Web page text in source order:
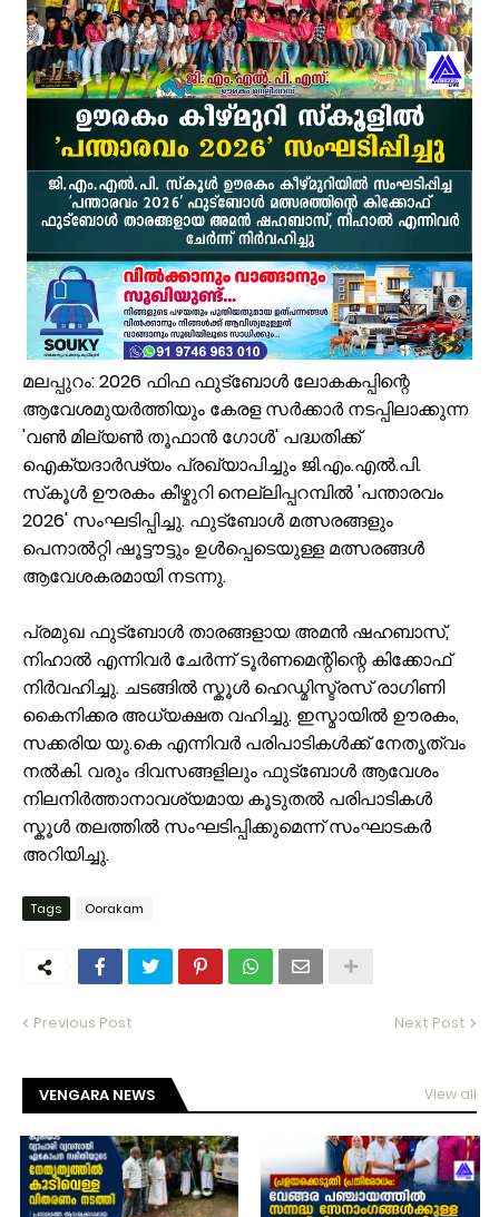
സൗദിയിൽ വാഹനാപകടത്തിൽ മൂന്നിയൂർ സ്വദേശി മരണപ്പെട്ടു
ഓണക്കാലത്തെ റേഷൻ വിതരണം തിങ്കളാഴ്ച മുതൽ;
സംവരണ നിയമനങ്ങളിൽ സ്പെഷ്യൽ റിക്രൂട്ട്മെന്റ് നടത്തണം:
ഇൻഫാന്റിനോക്കെതിരെ അവിശ്വാസ പ്രമേയ നീക്കവുമായി
എസ്.എം.സർവർ മെഗാ ഉറുദു ക്വിസ് മത്സരം സമാപിച്ചു
ഒതുക്കുങ്ങൽ ഗവൺമെന്റ് ഹയർ സെക്കന്ററി സ്കൂളിന് പ്രത്യേക
വേങ്ങര ടൗൺ പൗരസമിതി ഫുട്ബോൾ പ്രവചന മത്സരം: വിജയിക്ക്
ശിഹാബ് തങ്ങളെ അനുസ്മരിച്ച് പി.കെ. കുഞ്ഞാലിക്കുട്ടി
കൂരിയാട് വ്യാപാരി വ്യവസായി ഏകോപന സമിതിയുടെ
വിവരാവകാശ നിയമപ്രകാരം വിവരം സൗജന്യമായി നൽകണം;
മലപ്പുറം: 2026 ഫിഫ ഫുട്ബോൾ ലോകകപ്പിന്റെ
ആവേശമുയർത്തിയും കേരള സർക്കാർ നടപ്പിലാക്കുന്ന
'വൺ മില്യൺ തൂഫാൻ ഗോൾ' പദ്ധതിക്ക്
ഐക്യദാർഢ്യം പ്രഖ്യാപിച്ചും ജി.എം.എൽ.പി.
സ്‌കൂൾ ഊരകം കീഴ്മുറി നെല്ലിപ്പറമ്പിൽ 'പന്താരവം
2026' സംഘടിപ്പിച്ചു. ഫുട്ബോൾ മത്സരങ്ങളും
പെനാൽറ്റി ഷൂട്ടൗട്ടും ഉൾപ്പെടെയുള്ള മത്സരങ്ങൾ
ആവേശകരമായി നടന്നു.
പ്രമുഖ ഫുട്ബോൾ താരങ്ങളായ അമൻ ഷഹബാസ്,
നിഹാൽ എന്നിവർ ചേർന്ന് ടൂർണമെന്റിന്റെ കിക്കോഫ്
നിർവഹിച്ചു. ചടങ്ങിൽ സ്കൂൾ ഹെഡ്മിസ്ട്രസ് രാഗിണി
കൈനിക്കര അധ്യക്ഷത വഹിച്ചു. ഇസ്മായിൽ ഊരകം,
സക്കരിയ യു.കെ എന്നിവർ പരിപാടികൾക്ക് നേതൃത്വം
നൽകി. വരും ദിവസങ്ങളിലും ഫുട്ബോൾ ആവേശം
നിലനിർത്താനാവശ്യമായ കൂടുതൽ പരിപാടികൾ
സ്കൂൾ തലത്തിൽ സംഘടിപ്പിക്കുമെന്ന് സംഘാടകർ
അറിയിച്ചു.
Tags Oorakam
Previous Post Next Post
VENGARA NEWS View all